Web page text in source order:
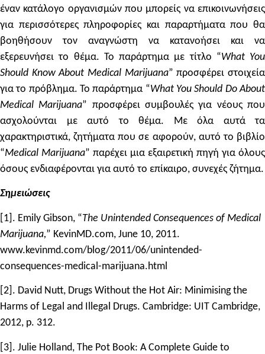
έναν κατάλογο οργανισμών που μπορείς να επικοινωνήσεις
για περισσότερες πληροφορίες και παραρτήματα που θα
βοηθήσουν τον αναγνώστη να κατανοήσει και να
εξερευνήσει το θέμα. Το παράρτημα με τίτλο “What You
Should Know About Medical Marijuana” προσφέρει στοιχεία
για το πρόβλημα. Το παράρτημα “What You Should Do About
Medical Marijuana” προσφέρει συμβουλές για νέους που
ασχολούνται με αυτό το θέμα. Με όλα αυτά τα
χαρακτηριστικά, ζητήματα που σε αφορούν, αυτό το βιβλίο
“Medical Marijuana” παρέχει μια εξαιρετική πηγή για όλους
όσους ενδιαφέρονται για αυτό το επίκαιρο, συνεχές ζήτημα.
Σημειώσεις
[1]. Emily Gibson, “The Unintended Consequences of Medical
Marijuana,” KevinMD.com, June 10, 2011.
www.kevinmd.com/blog/2011/06/unintended-
consequences-medical-marijuana.html
[2]. David Nutt, Drugs Without the Hot Air: Minimising the
Harms of Legal and Illegal Drugs. Cambridge: UIT Cambridge,
2012, p. 312.
[3]. Julie Holland, The Pot Book: A Complete Guide to